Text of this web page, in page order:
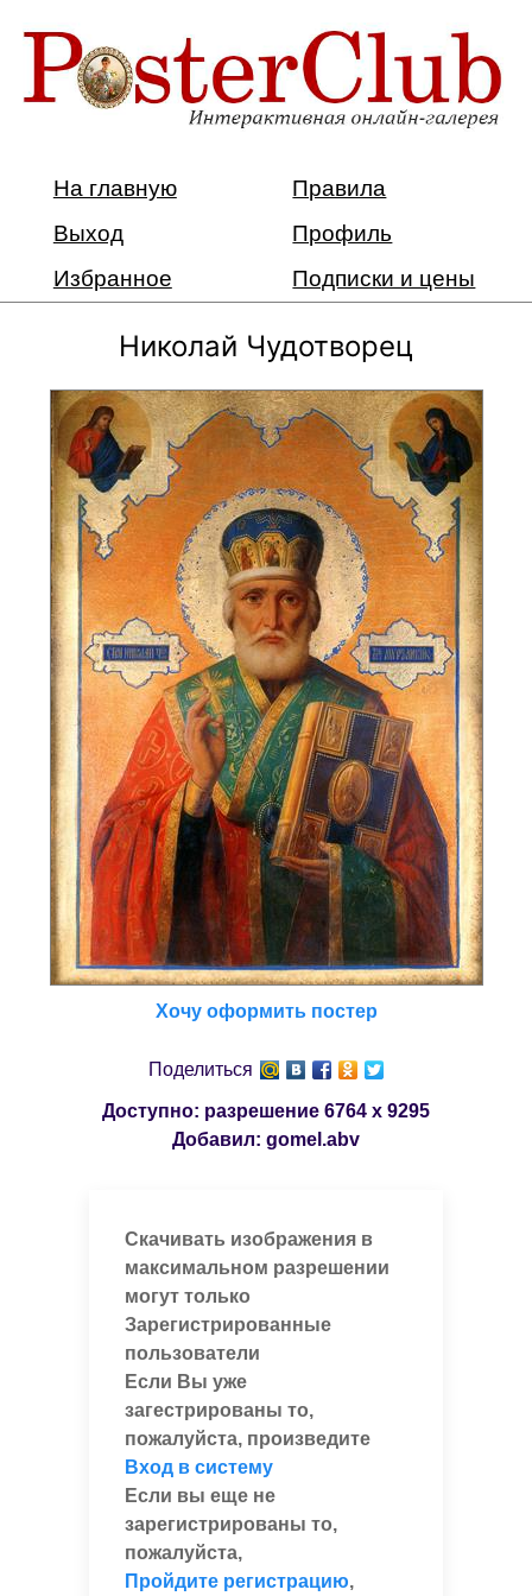
На главную
Правила
Выход
Профиль
Избранное
Подписки и цены
Николай Чудотворец
Хочу оформить постер
Поделиться
Доступно: разрешение 6764 x 9295
Добавил: gomel.abv
Скачивать изображения в
максимальном разрешении
могут только
Зарегистрированные
пользователи
Если Вы уже
загестрированы то,
пожалуйста, произведите
Вход в систему
Если вы еще не
зарегистрированы то,
пожалуйста,
Пройдите регистрацию,